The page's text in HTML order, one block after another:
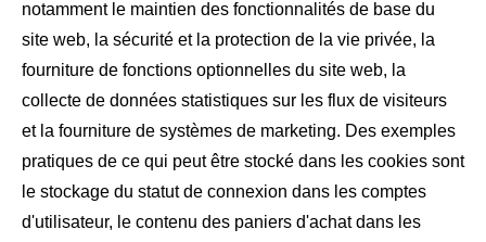
notamment le maintien des fonctionnalités de base du
site web, la sécurité et la protection de la vie privée, la
fourniture de fonctions optionnelles du site web, la
collecte de données statistiques sur les flux de visiteurs
et la fourniture de systèmes de marketing. Des exemples
pratiques de ce qui peut être stocké dans les cookies sont
le stockage du statut de connexion dans les comptes
d'utilisateur, le contenu des paniers d'achat dans les